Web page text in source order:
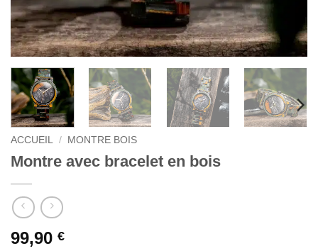
ACCUEIL / MONTRE BOIS
Montre avec bracelet en bois
99,90 €